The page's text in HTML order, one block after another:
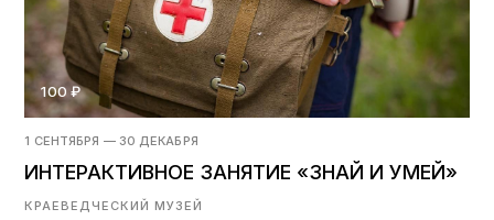
100 ₽
1 СЕНТЯБРЯ — 30 ДЕКАБРЯ
ИНТЕРАКТИВНОЕ ЗАНЯТИЕ «ЗНАЙ И УМЕЙ»
КРАЕВЕДЧЕСКИЙ МУЗЕЙ